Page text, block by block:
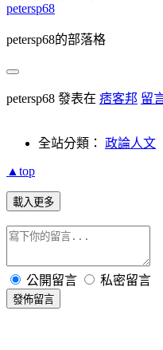
petersp68
petersp68的部落格
petersp68 發表在 痞客邦 留
全站分類： 政論人文
▲top
載入更多
公開留言 私密留言
發佈留言